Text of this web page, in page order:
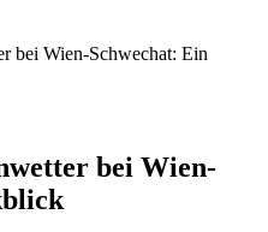
bei Wien-Schwechat: Ein
bei Wien-